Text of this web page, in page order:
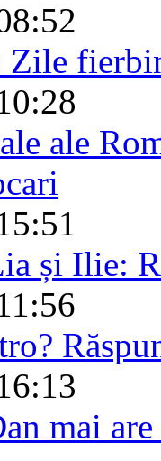
Zile
ale
și Ilie:
mai